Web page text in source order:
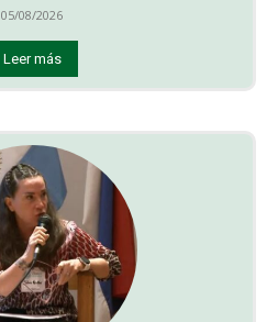
05/08/2026
Leer más